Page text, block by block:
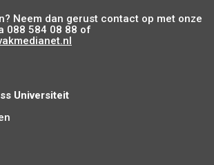
Neem dan gerust contact op met onze
088 584 08 88 of
Universiteit